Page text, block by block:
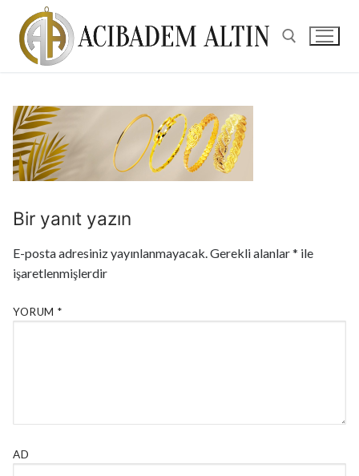
Bir yanıt yazın
E-posta adresiniz yayınlanmayacak. Gerekli alanlar* ile
işaretlenmişlerdir
YORUM *
AD